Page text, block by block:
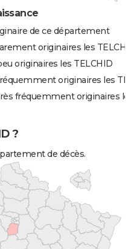
de ce département
originaires les
originaires les TELCHID
originaires les
fréquemment originaires
?
de décès.